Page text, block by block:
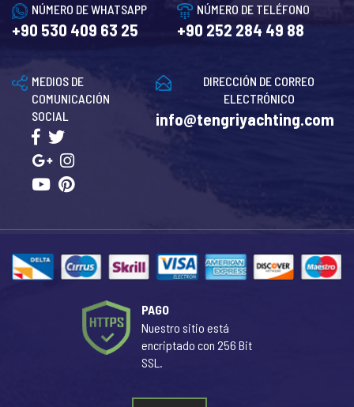
NÚMERO DE WHATSAPP
+90 530 409 63 25
NÚMERO DE TELÉFONO
+90 252 284 49 88
DIRECCIÓN DE CORREO
ELECTRÓNICO
info@tengriyachting.com
MEDIOS DE
COMUNICACIÓN
SOCIAL
PAGO
Nuestro sitio está
encriptado con 256 Bit
SSL.